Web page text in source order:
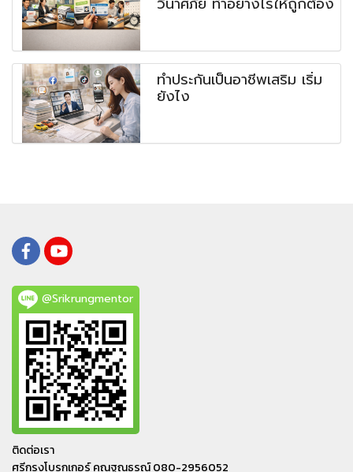
ทำประกันเป็นอาชีพเสริม เริ่ม
ยังไง
@Srikrungmentor
ติดต่อเรา
ศรีกรุงโบรกเกอร์ คุณฐณธรณ์ 080-2956052